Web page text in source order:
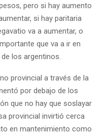
pero si hay aumento
si hay paritaria
va a aumentar, o
que va a ir en
los argentinos.
provincial a través de la
por debajo de los
que no hay que soslayar
provincial invirtió cerca
en mantenimiento como